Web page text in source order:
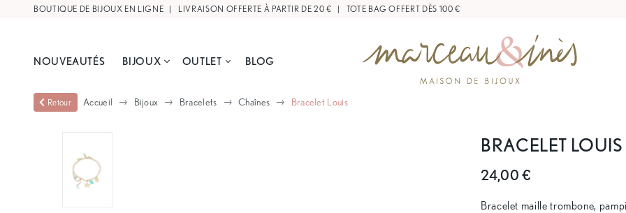
BOUTIQUE DE BIJOUX EN LIGNE | LIVRAISON OFFERTE À PARTIR DE 20 € | TOTE BAG OFFERT DÈS 100 €
NOUVEAUTÉS BIJOUX OUTLET BLOG
Retour Accueil Bijoux Bracelets Chaînes Bracelet Louis
BRACELET LOUIS
24,00 €
Bracelet maille trombone,